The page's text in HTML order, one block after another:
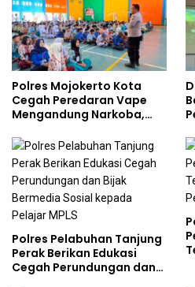
Polres Mojokerto Kota
Cegah Peredaran Vape
Mengandung Narkoba,
Kalangan Remaja
Polres Pelabuhan Tanjung
Perak Berikan Edukasi
Cegah Perundungan dan